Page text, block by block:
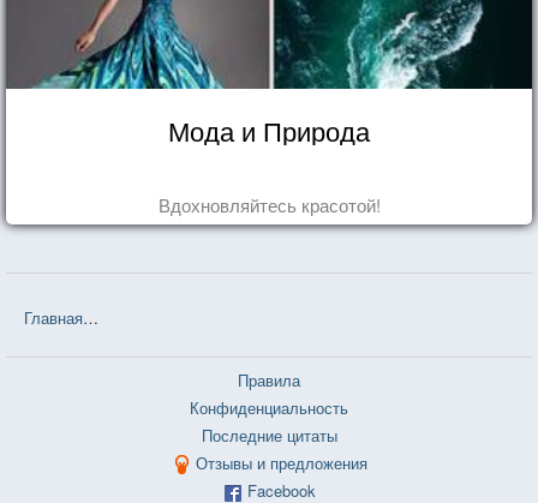
Мода и Природа
Вдохновляйтесь красотой!
Главная
Правила
Конфиденциальность
Последние цитаты
Отзывы и предложения
Facebook